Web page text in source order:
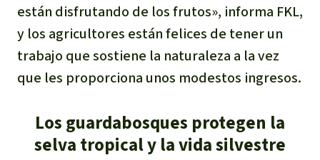
están disfrutando de los frutos», informa FKL,
y los agricultores están felices de tener un
trabajo que sostiene la naturaleza a la vez
que les proporciona unos modestos ingresos.
Los guardabosques protegen la
selva tropical y la vida silvestre